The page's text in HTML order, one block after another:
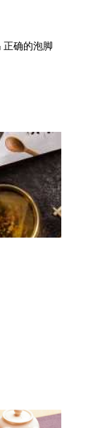
正确的泡脚